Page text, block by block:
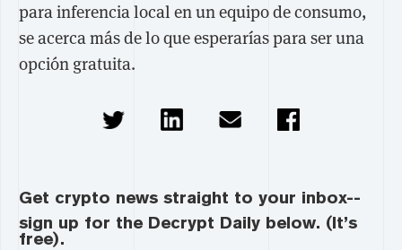
para inferencia local en un equipo de consumo,
se acerca más de lo que esperarías para ser una
opción gratuita.
Get crypto news straight to your inbox--
sign up for the Decrypt Daily below. (It’s
free).